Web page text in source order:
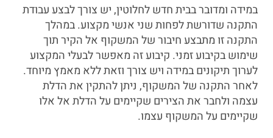
במידה ומדובר בבית חדש לחלוטין, יש צורך לבצע עבודת
התקנה שדורשת לפחות שני אנשי מקצוע. במהלך
התקנה זו מתבצע חיבור של המשקוף אל הקיר תוך
שימוש בקיבוע זמני. קיבוע זה מאפשר לבעלי המקצוע
לערוך תיקונים במידה ויש צורך וזאת ללא מאמץ מיוחד.
לאחר התקנה של המשקוף, ניתן להתקין את הדלת
עצמה ולחבר את הצירים שקיימים על הדלת אל אלו
שקיימים על המשקוף עצמו.